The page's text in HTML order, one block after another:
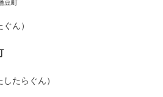
豆町
ぐん）
したらぐん）